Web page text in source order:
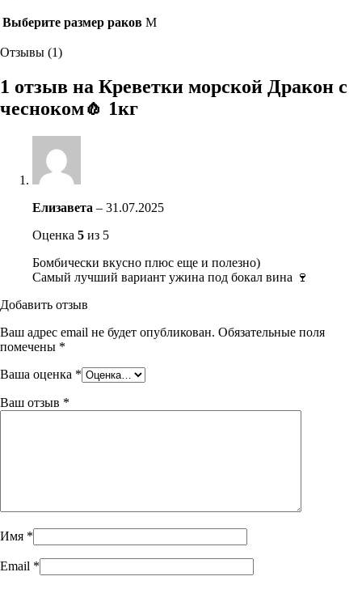
Выберите размер раков М
Отзывы (1)
1 отзыв на Креветки морской Дракон с
чесноком🧄 1кг
Елизавета – 31.07.2025
Оценка 5 из 5
Бомбически вкусно плюс еще и полезно)
Самый лучший вариант ужина под бокал вина 🍷
Добавить отзыв
Ваш адрес email не будет опубликован. Обязательные поля
помечены *
Ваша оценка *
Ваш отзыв *
Имя *
Email *